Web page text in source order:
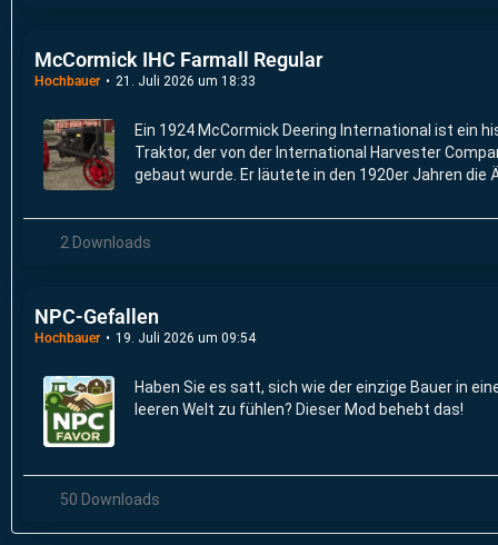
McCormick IHC Farmall Regular
Hochbauer 21. Juli 2026 um 18:33
Ein 1924 McCormick Deering International ist ein
Traktor, der von der International Harvester
gebaut wurde. Er läutete in den 1920er Jahren die
2 Downloads
NPC-Gefallen
Hochbauer 19. Juli 2026 um 09:54
Haben Sie es satt, sich wie der einzige Bauer in
leeren Welt zu fühlen? Dieser Mod behebt das!
50 Downloads